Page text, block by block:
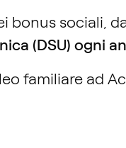
sociali,
(DSU) ogni
familiare ad